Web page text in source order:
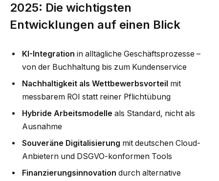
2025: Die wichtigsten
Entwicklungen auf einen Blick
KI-Integration in alltägliche Geschäftsprozesse –
von der Buchhaltung bis zum Kundenservice
Nachhaltigkeit als Wettbewerbsvorteil mit
messbarem ROI statt reiner Pflichtübung
Hybride Arbeitsmodelle als Standard, nicht als
Ausnahme
Souveräne Digitalisierung mit deutschen Cloud-
Anbietern und DSGVO-konformen Tools
Finanzierungsinnovation durch alternative